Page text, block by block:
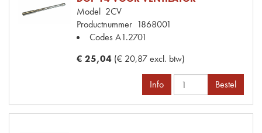
Model 2CV
Productnummer 1868001
CodesA1.2701
€ 25,04 (€ 20,87 excl. btw)
Info Bestel